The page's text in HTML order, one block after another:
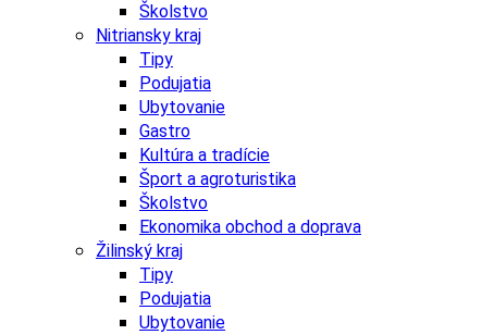
Školstvo
Nitriansky kraj
Tipy
Podujatia
Ubytovanie
Gastro
Kultúra a tradície
Šport a agroturistika
Školstvo
Ekonomika obchod a doprava
Žilinský kraj
Tipy
Podujatia
Ubytovanie